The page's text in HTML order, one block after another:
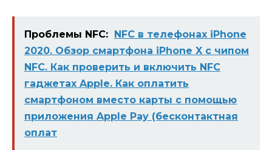
Проблемы NFC:
NFC в телефонах iPhone
2020. Обзор смартфона iPhone X с чипом
NFC. Как проверить и включить NFC
гаджетах Apple. Как оплатить
смартфоном вместо карты с помощью
приложения Apple Pay (бесконтактная
оплат